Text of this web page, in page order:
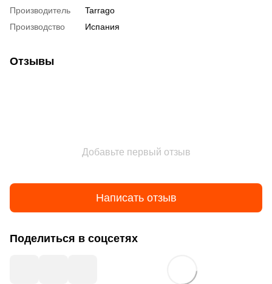
Производитель
Tarrago
Производство
Испания
Отзывы
Добавьте первый отзыв
Написать отзыв
Поделиться в соцсетях